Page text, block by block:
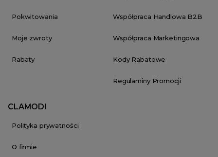
Pokwitowania
Moje zwroty
Rabaty
Współpraca Handlowa B2B
Współpraca Marketingowa
Kody Rabatowe
Regulaminy Promocji
CLAMODI
Polityka prywatności
O firmie